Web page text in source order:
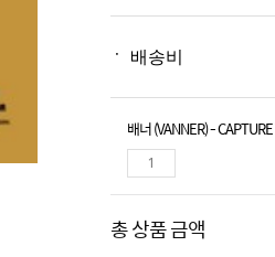
배송비
총 상품 금액